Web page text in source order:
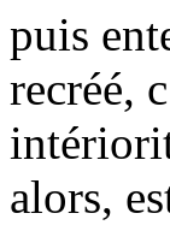
puis
recréé,
alors,